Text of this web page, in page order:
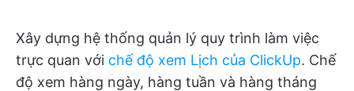
Xây dựng hệ thống quản lý quy trình làm việc
trực quan với chế độ xem Lịch của ClickUp. Chế
độ xem hàng ngày, hàng tuần và hàng tháng